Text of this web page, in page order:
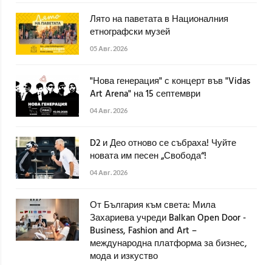
Лято на паветата в Националния
етнографски музей
05 Авг. 2026
"Нова генерация" с концерт във "Vidas
Art Arena" на 15 септември
04 Авг. 2026
D2 и Део отново се събраха! Чуйте
новата им песен „Свобода“!
04 Авг. 2026
От България към света: Мила
Захариева учреди Balkan Open Door -
Business, Fashion and Art –
международна платформа за бизнес,
мода и изкуство